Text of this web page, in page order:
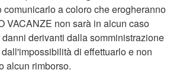
comunicarlo a coloro che erogheranno
VACANZE non sarà in alcun caso
derivanti dalla somministrazione
di effettuarlo e non
alcun rimborso.